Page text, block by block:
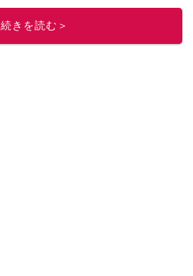
このイチオシストの他の記事を読む
続きを読む＞